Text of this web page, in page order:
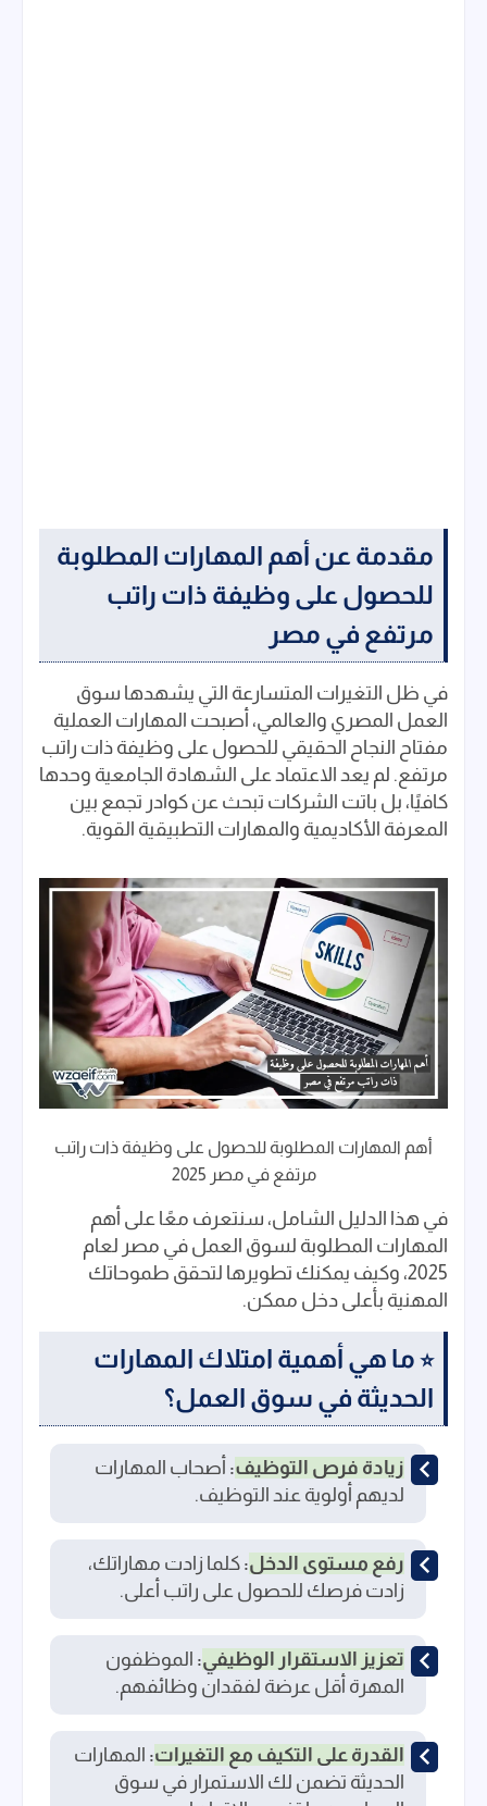
مقدمة عن أهم المهارات المطلوبة
للحصول على وظيفة ذات راتب
مرتفع في مصر
في ظل التغيرات المتسارعة التي يشهدها سوق
العمل المصري والعالمي، أصبحت المهارات العملية
مفتاح النجاح الحقيقي للحصول على وظيفة ذات راتب
مرتفع. لم يعد الاعتماد على الشهادة الجامعية وحدها
كافيًا، بل باتت الشركات تبحث عن كوادر تجمع بين
المعرفة الأكاديمية والمهارات التطبيقية القوية.
أهم المهارات المطلوبة للحصول على وظيفة ذات راتب
مرتفع في مصر 2025
في هذا الدليل الشامل، سنتعرف معًا على أهم
المهارات المطلوبة لسوق العمل في مصر لعام
2025، وكيف يمكنك تطويرها لتحقق طموحاتك
المهنية بأعلى دخل ممكن.
⭐ ما هي أهمية امتلاك المهارات
الحديثة في سوق العمل؟
زيادة فرص التوظيف: أصحاب المهارات
لديهم أولوية عند التوظيف.
رفع مستوى الدخل: كلما زادت مهاراتك،
زادت فرصك للحصول على راتب أعلى.
تعزيز الاستقرار الوظيفي: الموظفون
المهرة أقل عرضة لفقدان وظائفهم.
القدرة على التكيف مع التغيرات: المهارات
الحديثة تضمن لك الاستمرار في سوق